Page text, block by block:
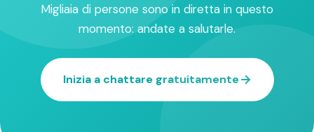
Migliaia di persone sono in diretta in questo
momento: andate a salutarle.
Inizia a chattare gratuitamente